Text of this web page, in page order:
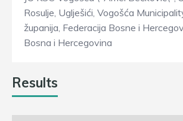
Rosulje, Uglješići, Vogošća
županija, Federacija Bosne i
Bosna i Hercegovina
Results